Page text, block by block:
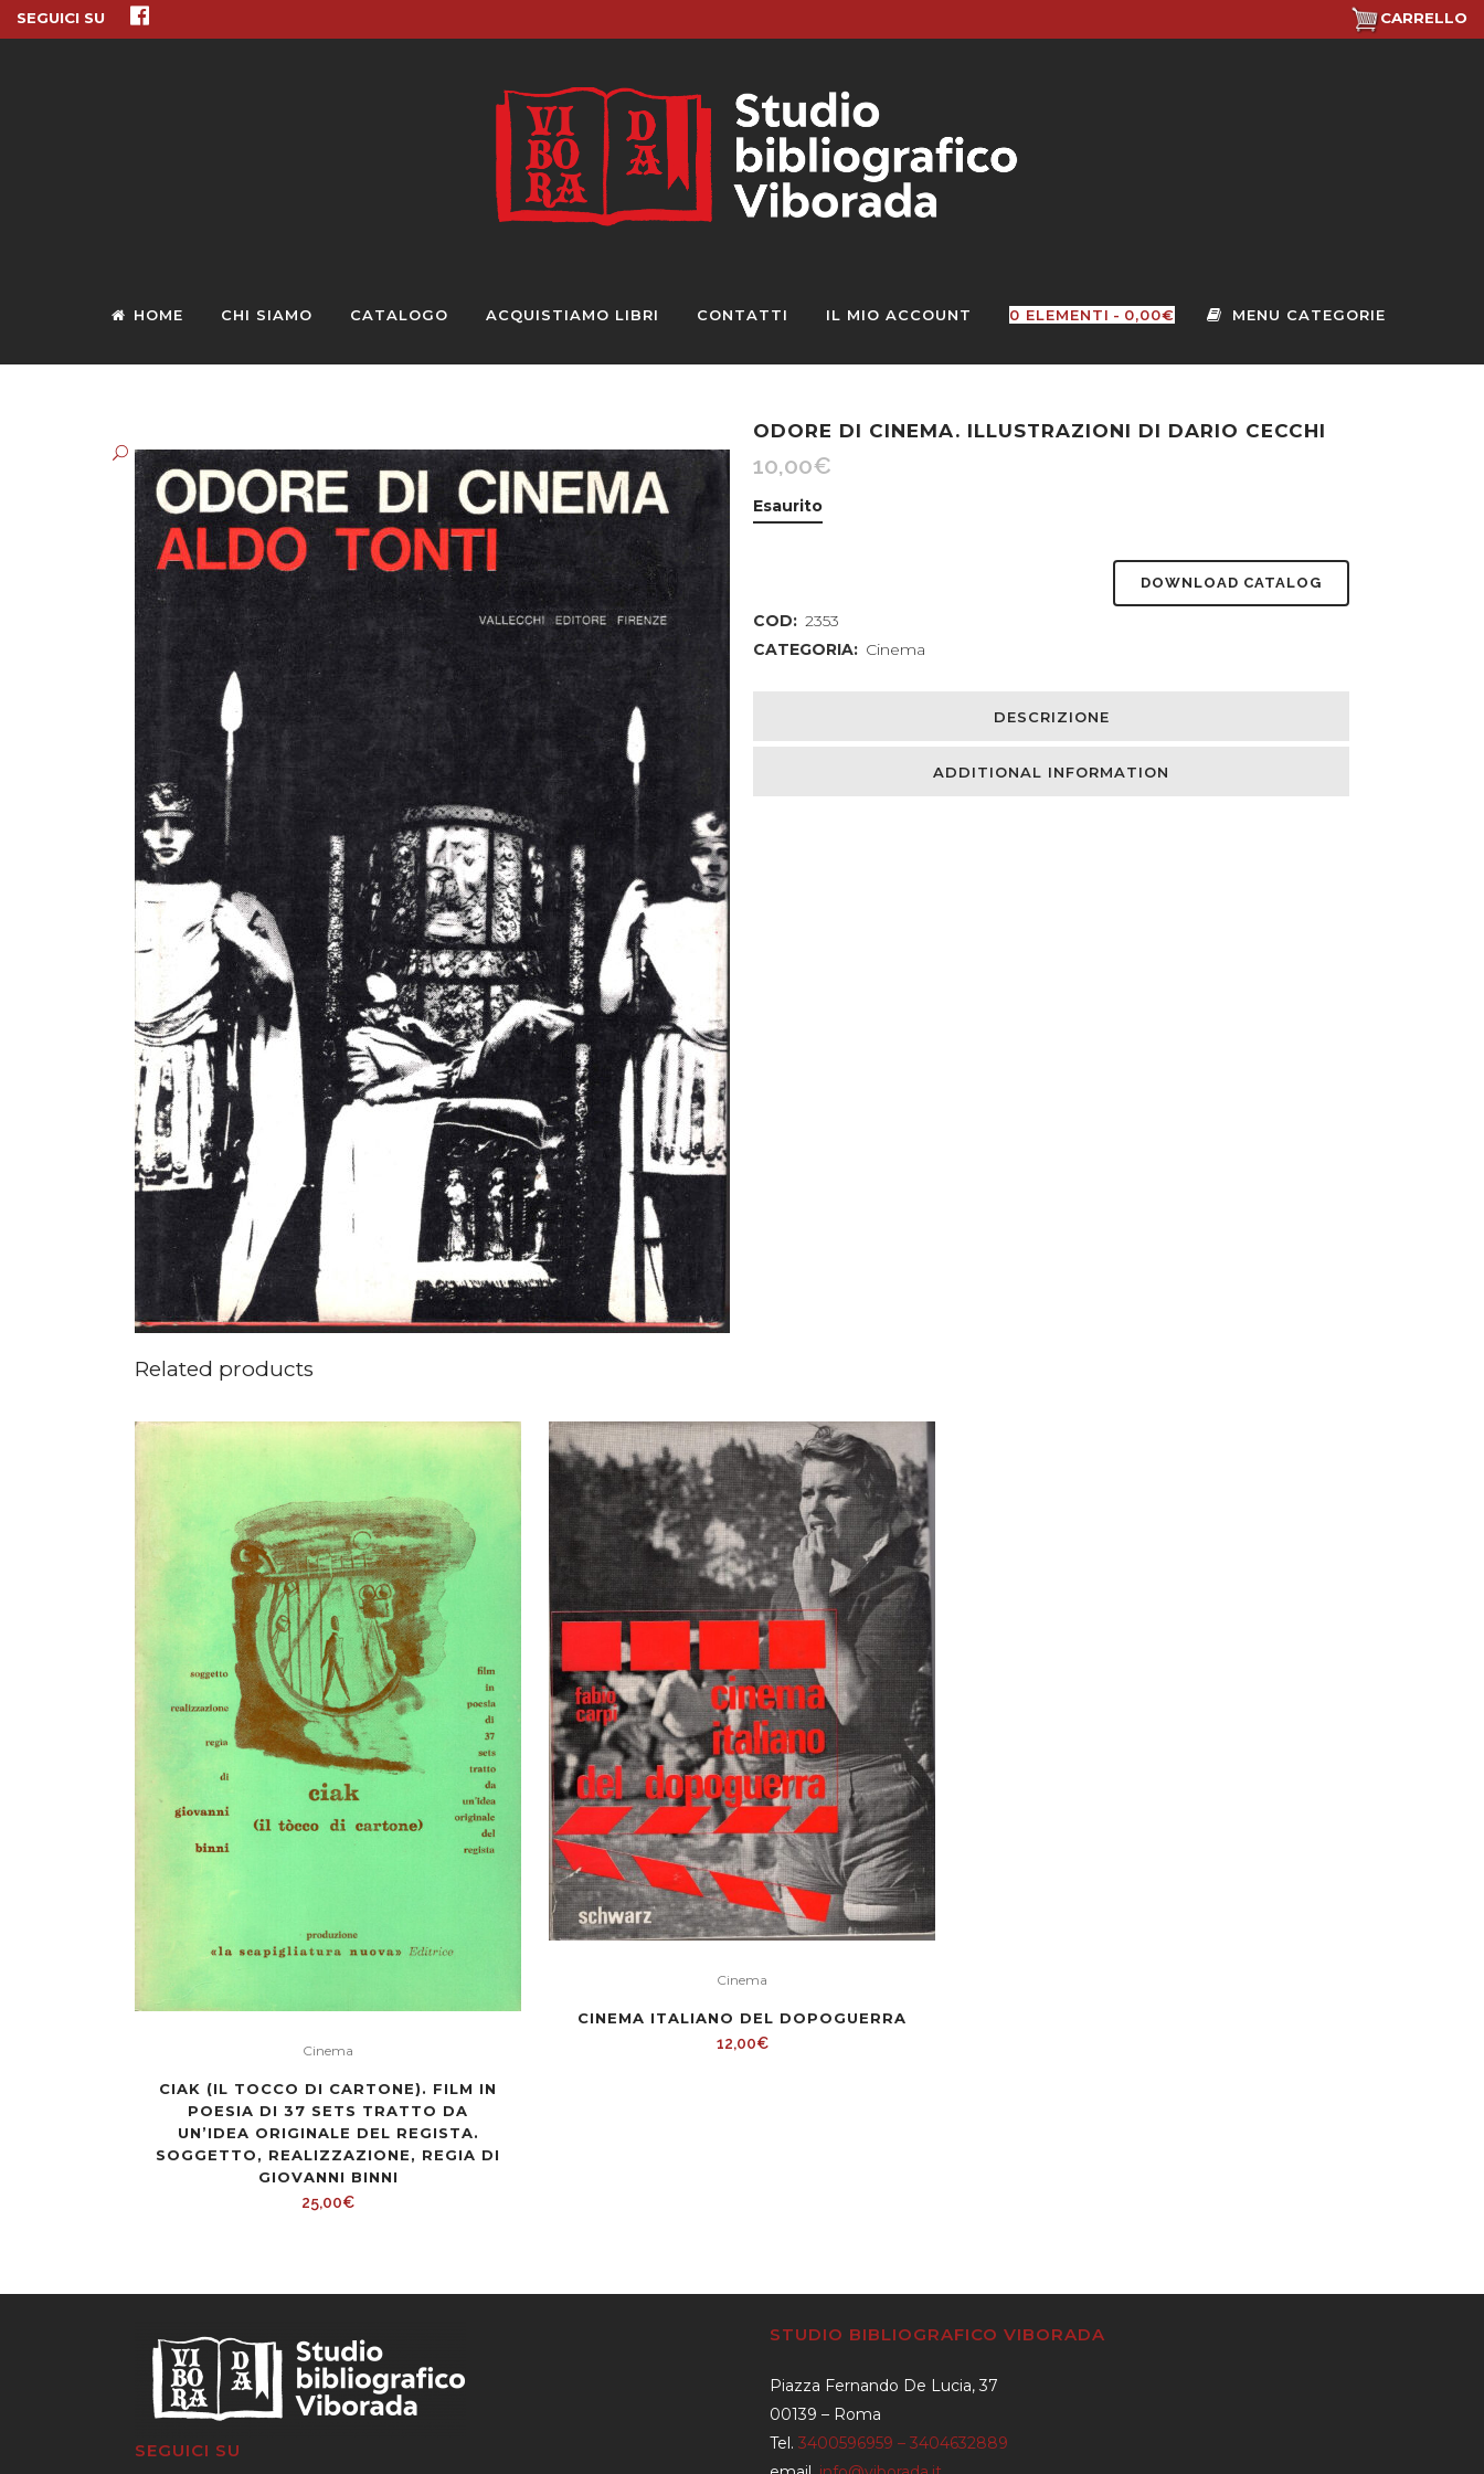
SEGUICI SU CARRELLO
HOME CHI SIAMO CATALOGO ACQUISTIAMO LIBRI CONTATTI IL MIO ACCOUNT 0 ELEMENTI 0,00€
ODORE DI CINEMA. ILLUSTRAZIONI DI DARIO CECCHI
10,00€
Esaurito
DOWNLOAD CATALOG
COD: 2353
CATEGORIA: Cinema
DESCRIZIONE
ADDITIONAL INFORMATION
Related products
Cinema
CIAK (IL TOCCO DI CARTONE). FILM IN
POESIA DI 37 SETS TRATTO DA
UN’IDEA ORIGINALE DEL REGISTA.
SOGGETTO, REALIZZAZIONE, REGIA DI
GIOVANNI BINNI
25,00€
Cinema
CINEMA ITALIANO DEL DOPOGUERRA
12,00€
SEGUICI SU
STUDIO BIBLIOGRAFICO VIBORADA
Piazza Fernando De Lucia, 37
00139 – Roma
Tel. 3400596959 – 3404632889